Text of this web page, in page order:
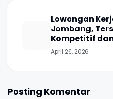
Lowongan
Jombang,
Kompetitif
April 26, 2026
Posting Komentar